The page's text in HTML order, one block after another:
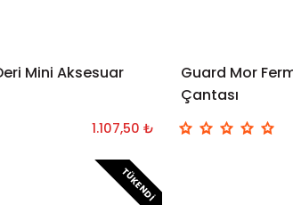
Mini Aksesuar
1.107,50 ₺
Guard Mor
Çantası
TÜKENDI